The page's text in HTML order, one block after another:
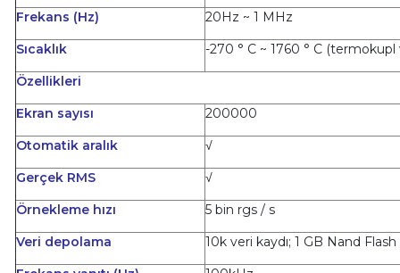
Frekans (Hz)
20Hz ~ 1 MHz
Sıcaklık
-270 ° C ~ 1760 ° C
Özellikleri
Ekran sayısı
200000
Otomatik aralık
√
Gerçek RMS
√
Örnekleme hızı
5 bin rgs / s
Veri depolama
10k veri kaydı; 1 GB Nand